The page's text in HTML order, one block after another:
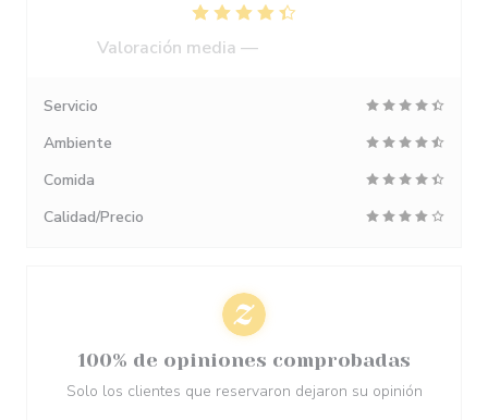
Valoración media —
Servicio
Ambiente
Comida
Calidad/Precio
100% de opiniones comprobadas
Solo los clientes que reservaron dejaron su opinión